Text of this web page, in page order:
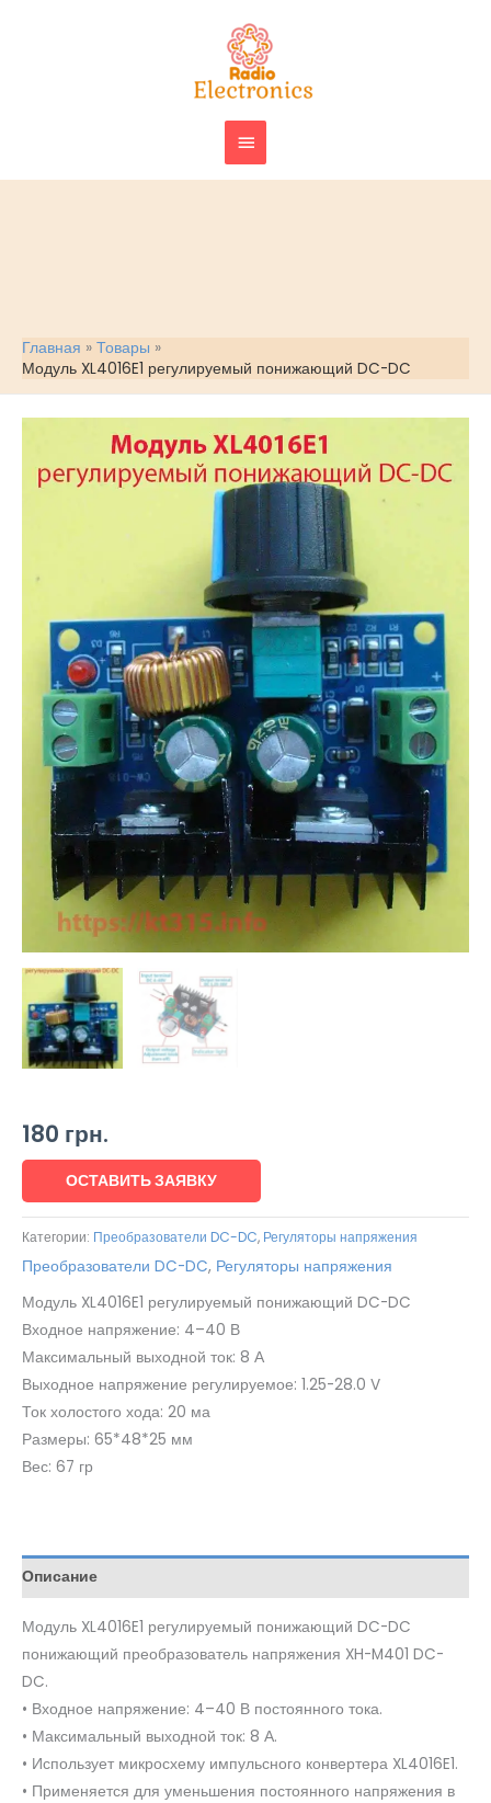
ГЛАВНОЕ
МЕНЮ
Главная
Товары
Модуль XL4016E1 регулируемый понижающий DC-DC
180 грн.
ОСТАВИТЬ ЗАЯВКУ
Категории: Преобразователи DC-DC, Регуляторы напряжения
Преобразователи DC-DC, Регуляторы напряжения
Модуль XL4016E1 регулируемый понижающий DC-DC
Входное напряжение: 4–40 В
Максимальный выходной ток: 8 А
Выходное напряжение регулируемое: 1.25-28.0 V
Ток холостого хода: 20 ма
Размеры: 65*48*25 мм
Вес: 67 гр
Описание
Модуль XL4016E1 регулируемый понижающий DC-DC
понижающий преобразователь напряжения XH-M401 DC-
DC.
• Входное напряжение: 4–40 В постоянного тока.
• Максимальный выходной ток: 8 А.
• Использует микросхему импульсного конвертера XL4016E1.
• Применяется для уменьшения постоянного напряжения в